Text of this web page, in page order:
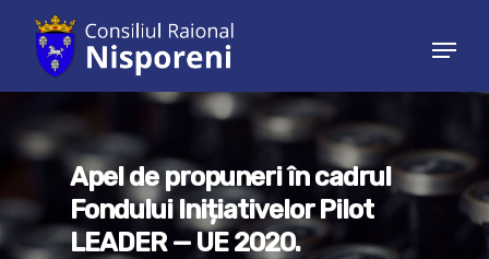
Hit enter to search or ESC to close
Apel de propuneri în cadrul
Fondului Inițiativelor Pilot
LEADER — UE 2020.